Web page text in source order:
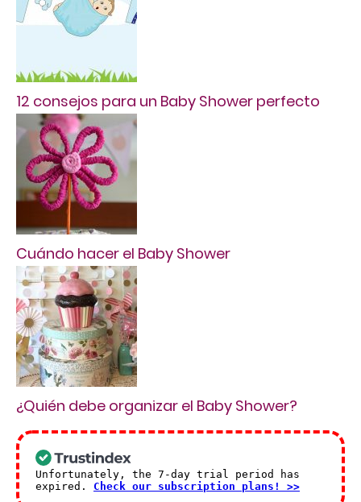
12 consejos para un Baby Shower perfecto
Cuándo hacer el Baby Shower
¿Quién debe organizar el Baby Shower?